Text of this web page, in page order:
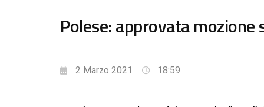
Polese: approvata
2 Marzo 2021 18:59